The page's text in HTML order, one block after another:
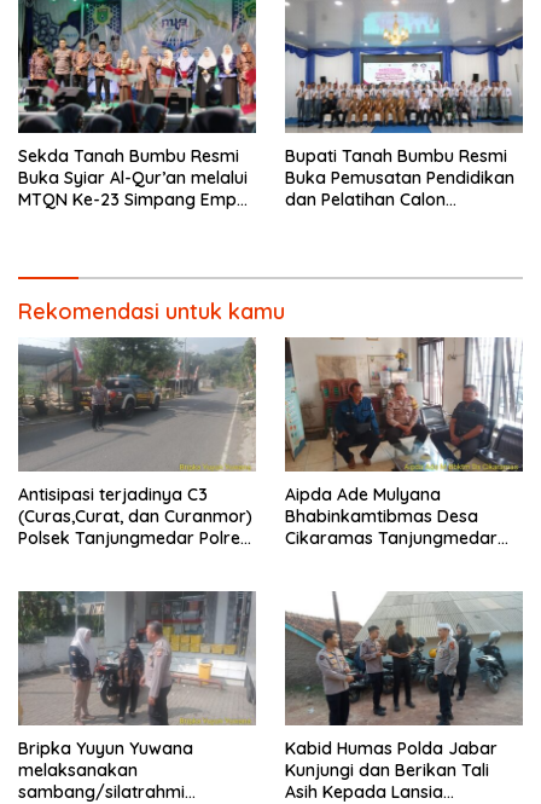
BEYOND TRUST PRESISI
Sekda Tanah Bumbu Resmi
Buka Syiar Al-Qur’an melalui
MTQN Ke-23 Simpang Empat
Bupati Tanah Bumbu Resmi
Buka Pemusatan Pendidikan
dan Pelatihan Calon
Rekomendasi untuk kamu
Antisipasi terjadinya C3
(Curas,Curat, dan Curanmor)
Polsek Tanjungmedar Polres
hari
Aipda Ade Mulyana
Bhabinkamtibmas Desa
Cikaramas Tanjungmedar
sambang/silatrahmi
kamtibmas
Bripka Yuyun Yuwana
melaksanakan
sambang/silatrahmi
Kabid Humas Polda Jabar
Kunjungi dan Berikan Tali
Asih Kepada Lansia